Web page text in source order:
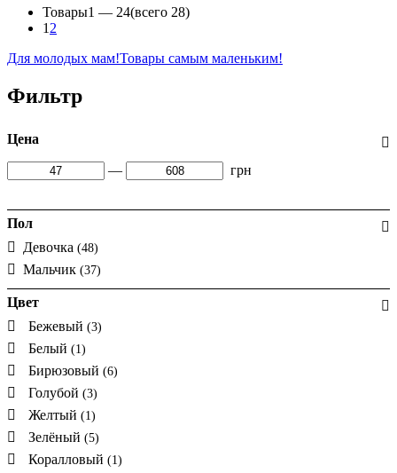
Товары1 — 24(всего 28)
1 2
Для молодых мам!Товары самым маленьким!
Фильтр
Цена
— грн
Пол
Девочка (48)
Мальчик (37)
Цвет
Бежевый (3)
Белый (1)
Бирюзовый (6)
Голубой (3)
Желтый (1)
Зелёный (5)
Коралловый (1)